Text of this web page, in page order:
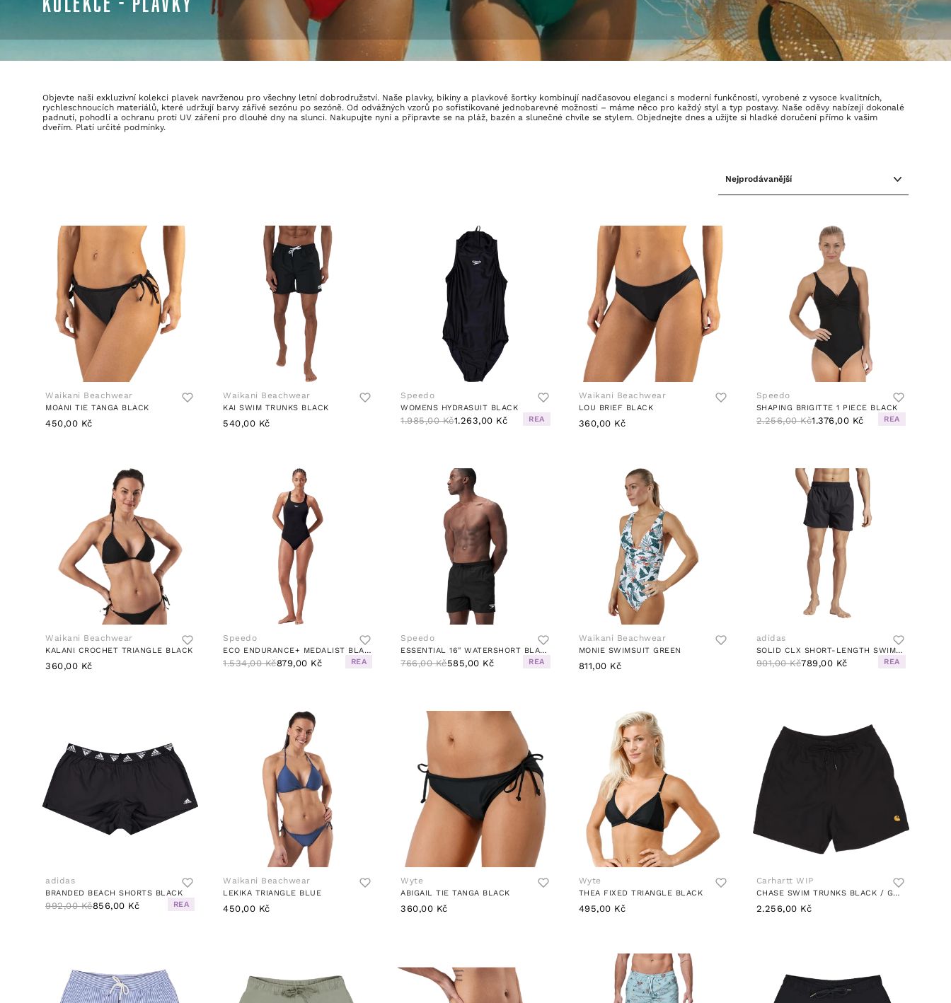
Objevte naši exkluzivní kolekci plavek navrženou pro všechny letní dobrodružství. Naše plavky, bikiny a plavkové šortky kombinují nadčasovou eleganci s moderní funkčností, vyrobené z vysoce kvalitních,
rychleschnoucích materiálů, které udržují barvy zářivé sezónu po sezóně. Od odvážných vzorů po sofistikované jednobarevné možnosti – máme něco pro každý styl a typ postavy. Naše oděvy nabízejí dokonalé
padnutí, pohodlí a ochranu proti UV záření pro dlouhé dny na slunci. Nakupujte nyní a připravte se na pláž, bazén a slunečné chvíle se stylem. Objednejte dnes a užijte si hladké doručení přímo k vašim
dveřím. Platí určité podmínky.
Waikani Beachwear
MOANI TIE TANGA BLACK
450,00 Kč
Waikani Beachwear
KAI SWIM TRUNKS BLACK
540,00 Kč
Speedo
WOMENS HYDRASUIT BLACK
1.985,00 Kč1.263,00 Kč REA
Waikani Beachwear
LOU BRIEF BLACK
360,00 Kč
Speedo
SHAPING BRIGITTE 1 PIECE BLACK
2.256,00 Kč1.376,00 Kč REA
Waikani Beachwear
KALANI CROCHET TRIANGLE BLACK
360,00 Kč
Speedo
ECO ENDURANCE+ MEDALIST BLACK
1.534,00 Kč879,00 Kč REA
Speedo
ESSENTIAL 16" WATERSHORT BLACK
766,00 Kč585,00 Kč REA
Waikani Beachwear
MONIE SWIMSUIT GREEN
811,00 Kč
adidas
SOLID CLX SHORT-LENGTH SWIM SHORTS BLACK / LUCID LEMON
901,00 Kč789,00 Kč REA
adidas
BRANDED BEACH SHORTS BLACK
992,00 Kč856,00 Kč REA
Waikani Beachwear
LEKIKA TRIANGLE BLUE
450,00 Kč
Wyte
ABIGAIL TIE TANGA BLACK
360,00 Kč
Wyte
THEA FIXED TRIANGLE BLACK
495,00 Kč
Carhartt WIP
CHASE SWIM TRUNKS BLACK / GOLD
2.256,00 Kč